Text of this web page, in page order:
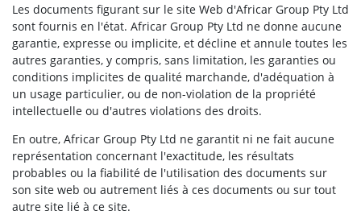
Les documents figurant sur le site Web d'Africar Group Pty Ltd
sont fournis en l'état. Africar Group Pty Ltd ne donne aucune
garantie, expresse ou implicite, et décline et annule toutes les
autres garanties, y compris, sans limitation, les garanties ou
conditions implicites de qualité marchande, d'adéquation à
un usage particulier, ou de non-violation de la propriété
intellectuelle ou d'autres violations des droits.
En outre, Africar Group Pty Ltd ne garantit ni ne fait aucune
représentation concernant l'exactitude, les résultats
probables ou la fiabilité de l'utilisation des documents sur
son site web ou autrement liés à ces documents ou sur tout
autre site lié à ce site.